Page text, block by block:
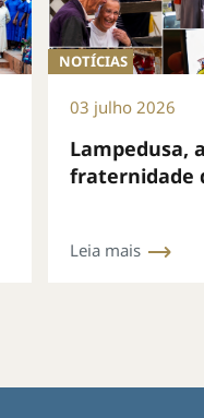
NOTÍCIAS
03 julho 2026
Lampedusa, a
fraternidade
Leia mais